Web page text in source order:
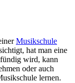
Musikschule
hat man eine
wird, kann
oder auch
lernen.